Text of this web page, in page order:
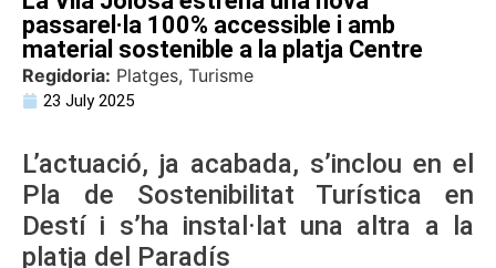
passarel·la 100% accessible i amb
material sostenible a la platja Centre
Regidoria: Platges, Turisme
23 July 2025
L’actuació, ja acabada, s’inclou en el
Pla de Sostenibilitat Turística en
Destí i s’ha instal·lat una altra a la
platja del Paradís